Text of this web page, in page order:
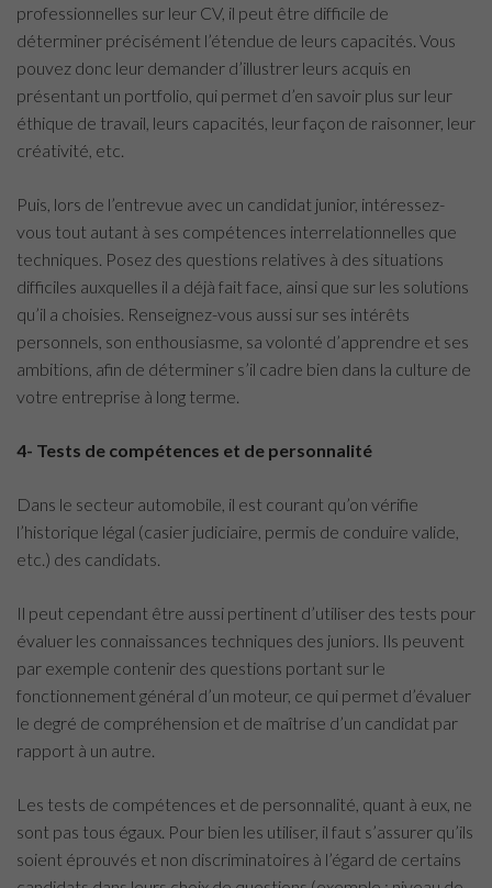
professionnelles sur leur CV, il peut être difficile de
déterminer précisément l’étendue de leurs capacités. Vous
pouvez donc leur demander d’illustrer leurs acquis en
présentant un portfolio, qui permet d’en savoir plus sur leur
éthique de travail, leurs capacités, leur façon de raisonner, leur
créativité, etc.
Puis, lors de l’entrevue avec un candidat junior, intéressez-
vous tout autant à ses compétences interrelationnelles que
techniques. Posez des questions relatives à des situations
difficiles auxquelles il a déjà fait face, ainsi que sur les solutions
qu’il a choisies. Renseignez-vous aussi sur ses intérêts
personnels, son enthousiasme, sa volonté d’apprendre et ses
ambitions, afin de déterminer s’il cadre bien dans la culture de
votre entreprise à long terme.
4- Tests de compétences et de personnalité
Dans le secteur automobile, il est courant qu’on vérifie
l’historique légal (casier judiciaire, permis de conduire valide,
etc.) des candidats.
Il peut cependant être aussi pertinent d’utiliser des tests pour
évaluer les connaissances techniques des juniors. Ils peuvent
par exemple contenir des questions portant sur le
fonctionnement général d’un moteur, ce qui permet d’évaluer
le degré de compréhension et de maîtrise d’un candidat par
rapport à un autre.
Les tests de compétences et de personnalité, quant à eux, ne
sont pas tous égaux. Pour bien les utiliser, il faut s’assurer qu’ils
soient éprouvés et non discriminatoires à l’égard de certains